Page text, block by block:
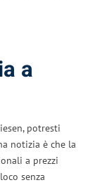
a
potresti
notizia è che la
a prezzi
senza